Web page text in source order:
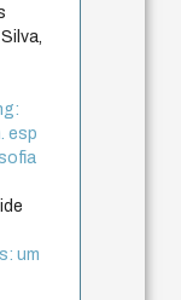
esp
um